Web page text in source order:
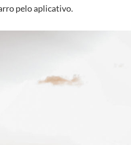
pelo aplicativo.